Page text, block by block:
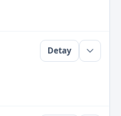
Detay